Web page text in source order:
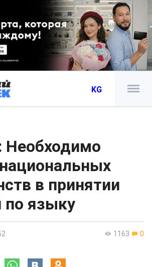
KG
Необходимо
в принятии
по языку
1163 0